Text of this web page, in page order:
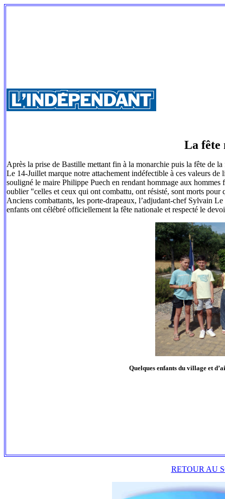
La fête
Après la prise de Bastille mettant fin à la monarchie puis la fête de
Le 14-Juillet marque notre attachement indéfectible à ces valeurs
souligné le maire Philippe Puech en rendant hommage aux
oublier "celles et ceux qui ont combattu, ont résisté, sont morts
Anciens combattants, les porte-drapeaux, l’adjudant-chef Sylvain
enfants ont célébré officiellement la fête nationale et respecté le
Quelques enfants du village et
RETOUR AU